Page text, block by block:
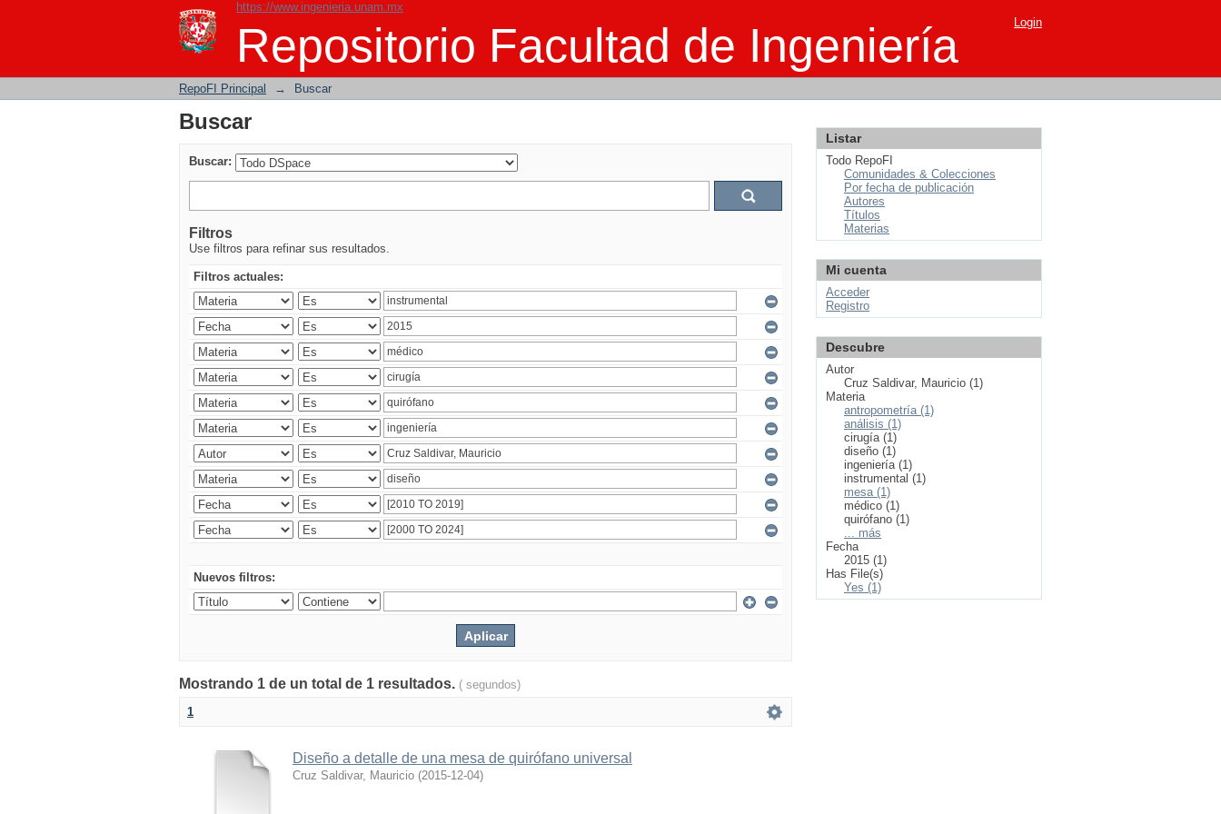
https://www.ingenieria.unam.mx
Repositorio Facultad de Ingeniería
Buscar Login
RepoFI Principal → Buscar
Buscar
Buscar:
Filtros
Use filtros para refinar sus resultados.
Filtros actuales:
Nuevos filtros:
Mostrando 1 de un total de 1 resultados. ( segundos)
1
Diseño a detalle de una mesa de quirófano universal
Cruz Saldivar, Mauricio (2015-12-04)
Listar
Todo RepoFI
Comunidades & Colecciones
Por fecha de publicación
Autores
Títulos
Materias
Mi cuenta
Acceder
Registro
Descubre
Autor
Cruz Saldivar, Mauricio (1)
Materia
antropometría (1)
análisis (1)
cirugía (1)
diseño (1)
ingeniería (1)
instrumental (1)
mesa (1)
médico (1)
quirófano (1)
... más
Fecha
2015 (1)
Has File(s)
Yes (1)